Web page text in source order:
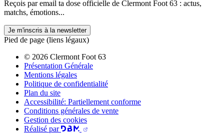
Reçois par email ta dose officielle de Clermont Foot 63 : actus,
matchs, émotions...
Je m'inscris à la newsletter
Pied de page (liens légaux)
© 2026 Clermont Foot 63
Présentation Générale
Mentions légales
Politique de confidentialité
Plan du site
Accessibilité: Partiellement conforme
Conditions générales de vente
Gestion des cookies
Réalisé par